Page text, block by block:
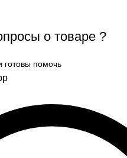
о товаре ?
готовы помочь